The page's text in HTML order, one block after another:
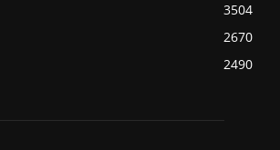
3504
2670
2490